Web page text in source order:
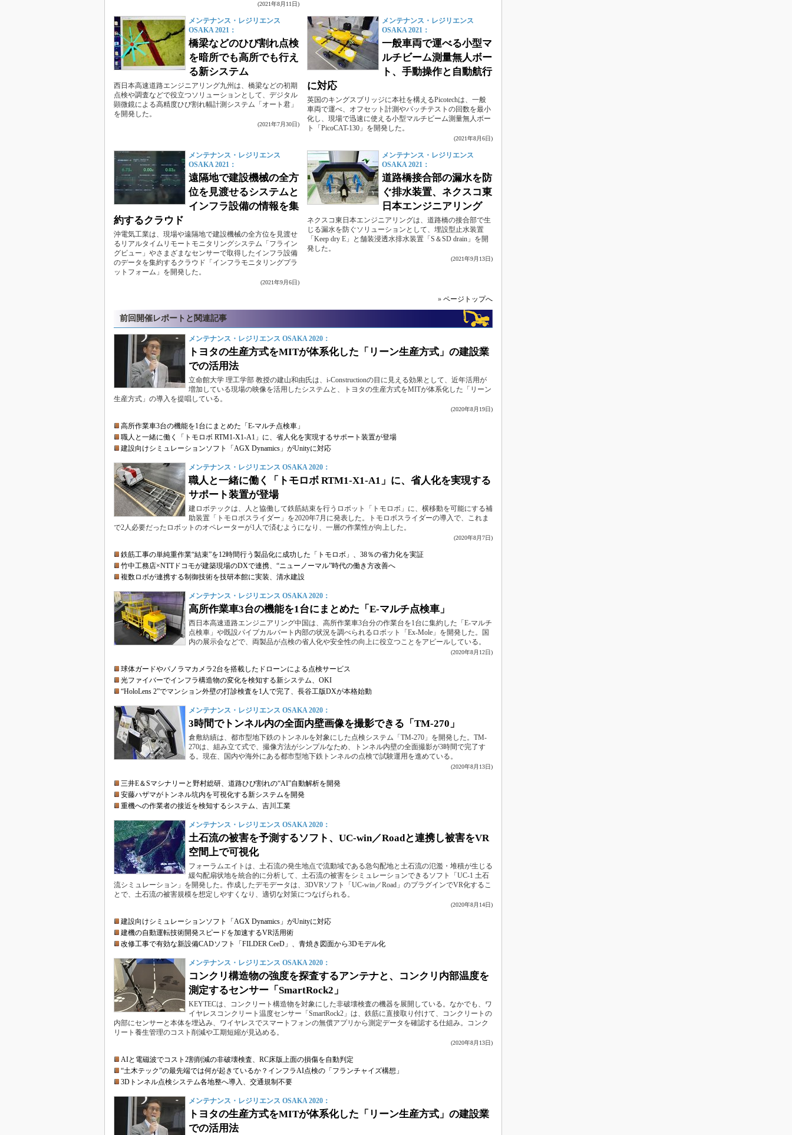
(2021年8月11日)
メンテナンス・レジリエンス
OSAKA 2021：
橋梁などのひび割れ点検
を暗所でも高所でも行え
る新システム
西日本高速道路エンジニアリング九州は、橋梁などの初期
点検や調査などで役立つソリューションとして、デジタル
顕微鏡による高精度ひび割れ幅計測システム「オート君」
を開発した。
(2021年7月30日)
メンテナンス・レジリエンス
OSAKA 2021：
一般車両で運べる小型マ
ルチビーム測量無人ボー
ト、手動操作と自動航行
に対応
英国のキングスブリッジに本社を構えるPicotechは、一般
車両で運べ、オフセット計測やパッチテストの回数を最小
化し、現場で迅速に使える小型マルチビーム測量無人ボー
ト「PicoCAT-130」を開発した。
(2021年8月6日)
メンテナンス・レジリエンス
OSAKA 2021：
遠隔地で建設機械の全方
位を見渡せるシステムと
インフラ設備の情報を集
約するクラウド
沖電気工業は、現場や遠隔地で建設機械の全方位を見渡せ
るリアルタイムリモートモニタリングシステム「フライン
グビュー」やさまざまなセンサーで取得したインフラ設備
のデータを集約するクラウド「インフラモニタリングプラ
ットフォーム」を開発した。
(2021年9月6日)
メンテナンス・レジリエンス
OSAKA 2021：
道路橋接合部の漏水を防
ぐ排水装置、ネクスコ東
日本エンジニアリング
ネクスコ東日本エンジニアリングは、道路橋の接合部で生
じる漏水を防ぐソリューションとして、埋設型止水装置
「Keep dry E」と舗装浸透水排水装置「S＆SD drain」を開
発した。
(2021年9月13日)
» ページトップへ
前回開催レポートと関連記事
メンテナンス・レジリエンス OSAKA 2020：
トヨタの生産方式をMITが体系化した「リーン生産方式」の建設業
での活用法
立命館大学 理工学部 教授の建山和由氏は、i-Constructionの目に見える効果として、近年活用が
増加している現場の映像を活用したシステムと、トヨタの生産方式をMITが体系化した「リーン
生産方式」の導入を提唱している。
(2020年8月19日)
高所作業車3台の機能を1台にまとめた「E-マルチ点検車」
職人と一緒に働く「トモロボ RTM1-X1-A1」に、省人化を実現するサポート装置が登場
建設向けシミュレーションソフト「AGX Dynamics」がUnityに対応
メンテナンス・レジリエンス OSAKA 2020：
職人と一緒に働く「トモロボ RTM1-X1-A1」に、省人化を実現する
サポート装置が登場
建ロボテックは、人と協働して鉄筋結束を行うロボット「トモロボ」に、横移動を可能にする補
助装置「トモロボスライダー」を2020年7月に発表した。トモロボスライダーの導入で、これま
で2人必要だったロボットのオペレーターが1人で済むようになり、一層の作業性が向上した。
(2020年8月7日)
鉄筋工事の単純重作業“結束”を12時間行う製品化に成功した「トモロボ」、38％の省力化を実証
竹中工務店×NTTドコモが建築現場のDXで連携、“ニューノーマル”時代の働き方改善へ
複数ロボが連携する制御技術を技研本館に実装、清水建設
メンテナンス・レジリエンス OSAKA 2020：
高所作業車3台の機能を1台にまとめた「E-マルチ点検車」
西日本高速道路エンジニアリング中国は、高所作業車3台分の作業台を1台に集約した「E-マルチ
点検車」や既設パイプカルバート内部の状況を調べられるロボット「Ex-Mole」を開発した。国
内の展示会などで、両製品が点検の省人化や安全性の向上に役立つことをアピールしている。
(2020年8月12日)
球体ガードやパノラマカメラ2台を搭載したドローンによる点検サービス
光ファイバーでインフラ構造物の変化を検知する新システム、OKI
“HoloLens 2”でマンション外壁の打診検査を1人で完了、長谷工版DXが本格始動
メンテナンス・レジリエンス OSAKA 2020：
3時間でトンネル内の全面内壁画像を撮影できる「TM-270」
倉敷紡績は、都市型地下鉄のトンネルを対象にした点検システム「TM-270」を開発した。TM-
270は、組み立て式で、撮像方法がシンプルなため、トンネル内壁の全面撮影が3時間で完了す
る。現在、国内や海外にある都市型地下鉄トンネルの点検で試験運用を進めている。
(2020年8月13日)
三井E＆Sマシナリーと野村総研、道路ひび割れの“AI”自動解析を開発
安藤ハザマがトンネル坑内を可視化する新システムを開発
重機への作業者の接近を検知するシステム、吉川工業
メンテナンス・レジリエンス OSAKA 2020：
土石流の被害を予測するソフト、UC-win／Roadと連携し被害をVR
空間上で可視化
フォーラムエイトは、土石流の発生地点で流動域である急勾配地と土石流の氾濫・堆積が生じる
緩勾配扇状地を統合的に分析して、土石流の被害をシミュレーションできるソフト「UC-1 土石
流シミュレーション」を開発した。作成したデモデータは、3DVRソフト「UC-win／Road」のプラグインでVR化するこ
とで、土石流の被害規模を想定しやすくなり、適切な対策につなげられる。
(2020年8月14日)
建設向けシミュレーションソフト「AGX Dynamics」がUnityに対応
建機の自動運転技術開発スピードを加速するVR活用術
改修工事で有効な新設備CADソフト「FILDER CeeD」、青焼き図面から3Dモデル化
メンテナンス・レジリエンス OSAKA 2020：
コンクリ構造物の強度を探査するアンテナと、コンクリ内部温度を
測定するセンサー「SmartRock2」
KEYTECは、コンクリート構造物を対象にした非破壊検査の機器を展開している。なかでも、ワ
イヤレスコンクリート温度センサー「SmartRock2」は、鉄筋に直接取り付けて、コンクリートの
内部にセンサーと本体を埋込み、ワイヤレスでスマートフォンの無償アプリから測定データを確認する仕組み。コンク
リート養生管理のコスト削減や工期短縮が見込める。
(2020年8月13日)
AIと電磁波でコスト2割削減の非破壊検査、RC床版上面の損傷を自動判定
“土木テック”の最先端では何が起きているか？インフラAI点検の「フランチャイズ構想」
3Dトンネル点検システム各地整へ導入、交通規制不要
メンテナンス・レジリエンス OSAKA 2020：
トヨタの生産方式をMITが体系化した「リーン生産方式」の建設業
での活用法